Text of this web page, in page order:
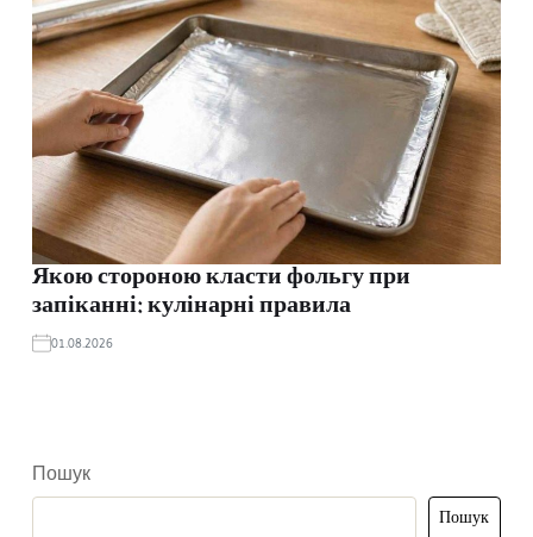
Якою стороною класти фольгу при
запіканні: кулінарні правила
01.08.2026
Пошук
Пошук